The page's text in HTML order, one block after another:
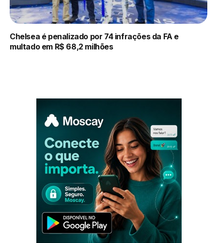
Chelsea é penalizado por 74 infrações da FA e
multado em R$ 68,2 milhões